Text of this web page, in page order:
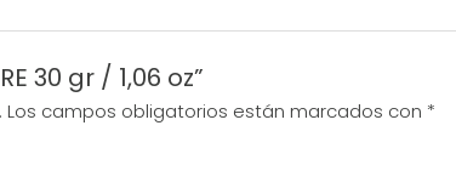
30 gr / 1,06 oz”
Los campos obligatorios están marcados con *